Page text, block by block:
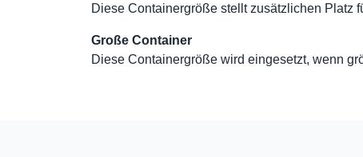
Diese Containergröße stellt zusätzlichen Platz
Große Container
Diese Containergröße wird eingesetzt, wenn